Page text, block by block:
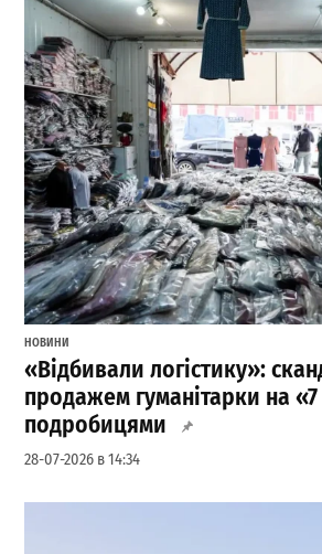
НОВИНИ
«Відбивали логістику»:
продажем гуманітарки на
подробицями
28-07-2026 в 14:34